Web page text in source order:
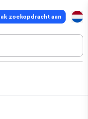
zoekopdracht aan